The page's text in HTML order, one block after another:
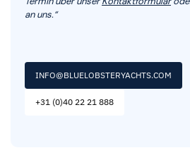
an uns.“
INFO@BLUELOBSTERYACHTS.COM
+31 (0)40 22 21 888